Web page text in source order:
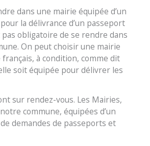
dans une mairie équipée d’un
la délivrance d’un passeport
obligatoire de se rendre dans
On peut choisir une mairie
à condition, comme dit
soit équipée pour délivrer les
sur rendez-vous. Les Mairies,
commune, équipées d’un
demandes de passeports et